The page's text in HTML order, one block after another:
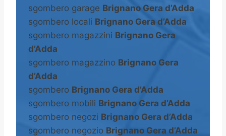
sgombero garage Brignano Gera d’Adda
sgombero locali Brignano Gera d’Adda
sgombero magazzini Brignano Gera
d’Adda
sgombero magazzino Brignano Gera
d’Adda
sgombero Brignano Gera d’Adda
sgombero mobili Brignano Gera d’Adda
sgombero negozi Brignano Gera d’Adda
sgombero negozio Brignano Gera d’Adda